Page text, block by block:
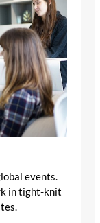
events.
in tight-knit